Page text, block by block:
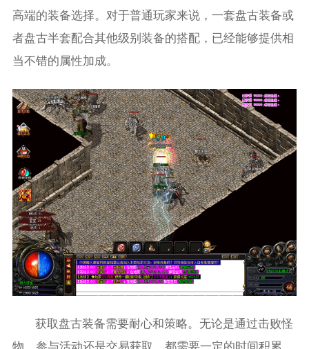
高端的装备选择。对于普通玩家来说，一套盘古装备或
者盘古半套配合其他级别装备的搭配，已经能够提供相
当不错的属性加成。
获取盘古装备需要耐心和策略。无论是通过击败怪